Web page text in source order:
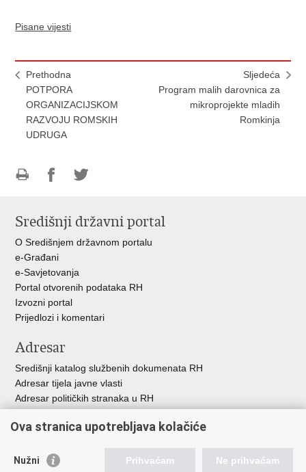
Pisane vijesti
Prethodna
POTPORA
ORGANIZACIJSKOM
RAZVOJU ROMSKIH
UDRUGA
Sljedeća
Program malih darovnica za
mikroprojekte mladih
Romkinja
FacebookuTwitteru
Središnji državni portal
O Središnjem državnom portalu
e-Građani
e-Savjetovanja
Portal otvorenih podataka RH
Izvozni portal
Prijedlozi i komentari
Adresar
Središnji katalog službenih dokumenata RH
Adresar tijela javne vlasti
Adresar političkih stranaka u RH
Besplatni telefoni javne uprave
Ova stranica upotrebljava kolačiće
Nužni Prihvaćam Ne prihvaćam